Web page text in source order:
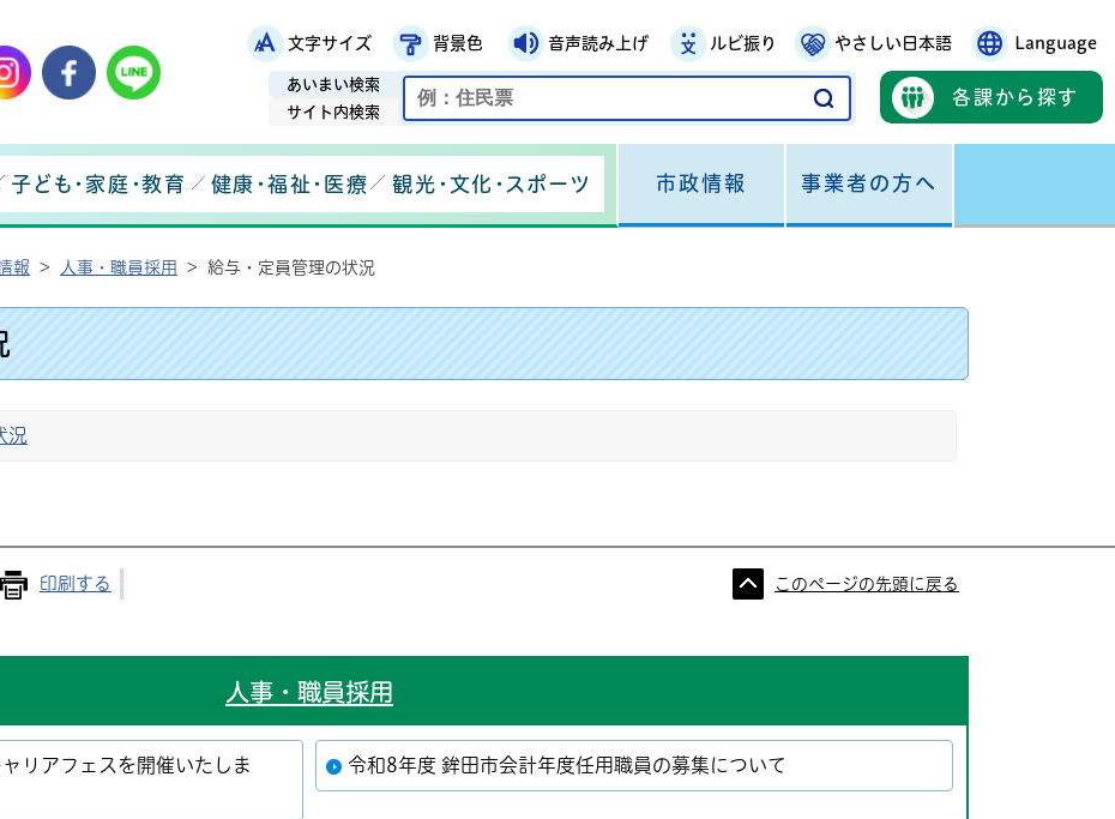
鉾田市役所ホームページ文字サイズ 背景色 音声読み上げ ルビ振り やさしい日本語 Language
各課から探す
あいまい検索
サイト内検索
田市メールマガジン鉾田市公式Instagram
鉾田市公式Facebook
鉾田市公式LINE
子ども・家庭・教育 健康・福祉・医療 観光・文化・スポーツ 市政情報 事業者の方へ
報 > 人事・職員採用 > 給与・定員管理の状況
況
印刷する このページの先頭に戻る
人事・職員採用
リアフェスを開催いたしま
令和8年度 鉾田市会計年度任用職員の募集について